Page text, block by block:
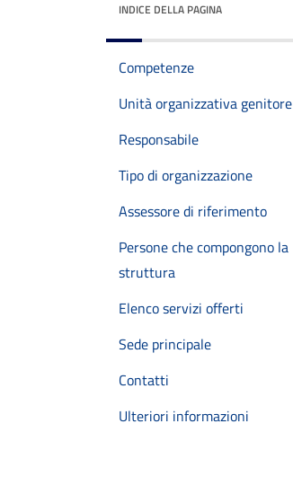
INDICE DELLA PAGINA
Competenze
Unità organizzativa genitore
Responsabile
Tipo di organizzazione
Assessore di riferimento
Persone che compongono la
struttura
Elenco servizi offerti
Sede principale
Contatti
Ulteriori informazioni